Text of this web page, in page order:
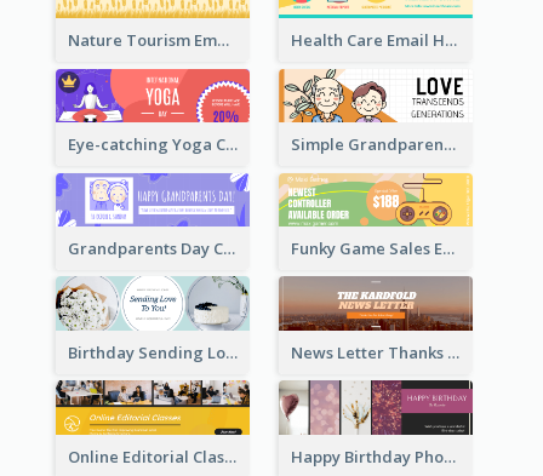
Nature Tourism Email Header Health Care Email Header
Eye-catching Yoga Classes Discount Design Simple Grandparents Day Quote Email Header
Grandparents Day Celebration Email Header Funky Game Sales Email Header Design
Birthday Sending Love To You Email Header News Letter Thanks For Your Subscribe Email Header
Online Editorial Class Promotion Email Header Happy Birthday Photo Frames Email Header